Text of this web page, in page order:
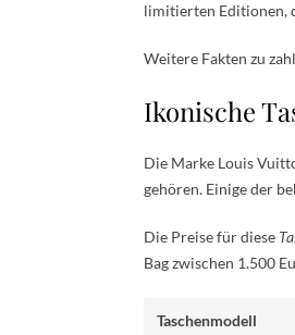
limitierten Editionen,
Weitere Fakten zu
Ikonische
Die Marke Louis
gehören. Einige der
Die Preise für diese
Bag zwischen 1.500
Taschenmodell